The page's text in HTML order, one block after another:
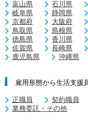
富山県
石川県
岐阜県
静岡県
京都府
大阪府
鳥取県
島根県
徳島県
香川県
佐賀県
長崎県
鹿児島県
沖縄県
雇用形態から生活支援
正職員 契約職員
業務委託・その他